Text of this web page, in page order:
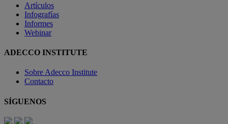
Artículos
Infografías
Informes
Webinar
ADECCO INSTITUTE
Sobre Adecco Institute
Contacto
SÍGUENOS